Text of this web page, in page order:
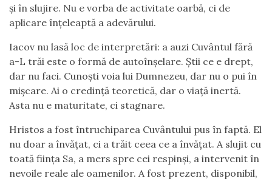
și în slujire. Nu e vorba de activitate oarbă, ci de
aplicare înțeleaptă a adevărului.
Iacov nu lasă loc de interpretări: a auzi Cuvântul fără
a-L trăi este o formă de autoînșelare. Știi ce e drept,
dar nu faci. Cunoști voia lui Dumnezeu, dar nu o pui în
mișcare. Ai o credință teoretică, dar o viață inertă.
Asta nu e maturitate, ci stagnare.
Hristos a fost întruchiparea Cuvântului pus în faptă. El
nu doar a învățat, ci a trăit ceea ce a învățat. A slujit cu
toată ființa Sa, a mers spre cei respinși, a intervenit în
nevoile reale ale oamenilor. A fost prezent, disponibil,